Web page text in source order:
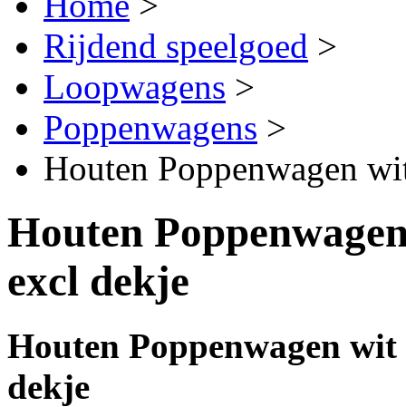
Rijdend speelgoed >
Loopwagens >
Poppenwagens >
Houten Poppenwagen
Houten
excl dekje
Houten Poppenwagen
dekje